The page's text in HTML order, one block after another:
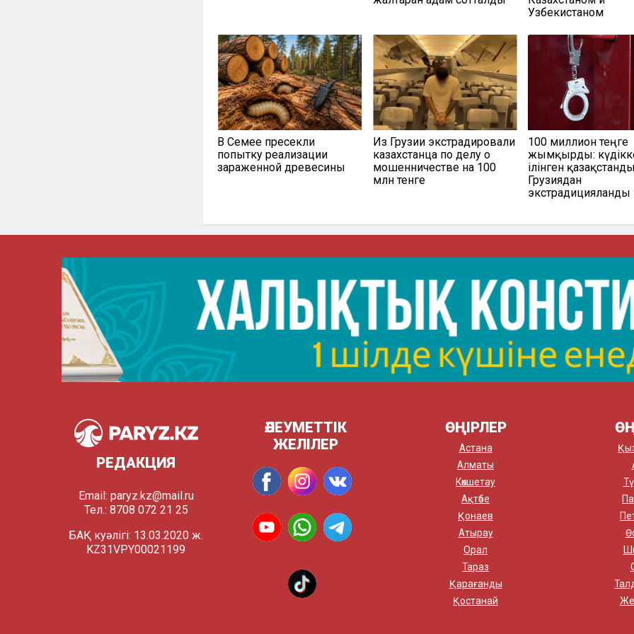
Узбекистаном
В Семее пресекли
попытку реализации
зараженной древесины
Из Грузии экстрадировали
казахстанца по делу о
мошенничестве на 100
млн тенге
100 миллион теңге
жымқырды:
ілінген
Грузиядан
экстрадицияланды
РЕДАКЦИЯ
Email: paryz.kz@mail.ru
Тел.: 8708 072 21 25
БАҚ куәлігі: 13.03.2020 ж.
KZ31VPY00021199
ӘЛЕУМЕТТІК
ЖЕЛІЛЕР
ӨҢІРЛЕР
Астана
Алматы
Көкшетау
Ақтөбе
Қонаев
Атырау
Орал
Тараз
Қарағанды
Қостанай